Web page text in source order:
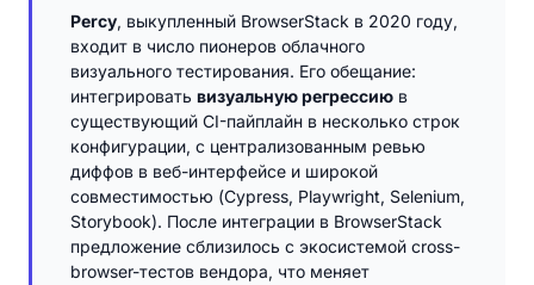
Percy, выкупленный BrowserStack в 2020 году,
входит в число пионеров облачного
визуального тестирования. Его обещание:
интегрировать визуальную регрессию в
существующий CI-пайплайн в несколько строк
конфигурации, с централизованным ревью
диффов в веб-интерфейсе и широкой
совместимостью (Cypress, Playwright, Selenium,
Storybook). После интеграции в BrowserStack
предложение сблизилось с экосистемой cross-
browser-тестов вендора, что меняет